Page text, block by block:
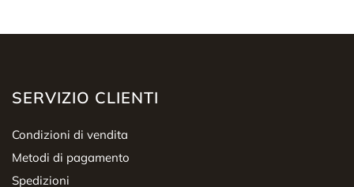
SERVIZIO CLIENTI
Condizioni di vendita
Metodi di pagamento
Spedizioni